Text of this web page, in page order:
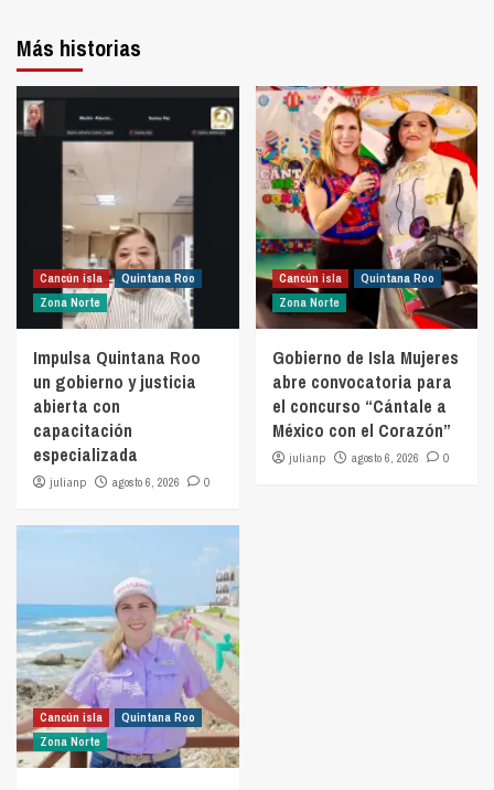
Más historias
Cancún isla
Quintana Roo
Zona Norte
Impulsa Quintana Roo
un gobierno y justicia
abierta con
capacitación
especializada
julianp agosto 6, 2026 0
Cancún isla
Quintana Roo
Zona Norte
Gobierno de Isla Mujeres
abre convocatoria para
el concurso “Cántale a
México con el Corazón”
julianp agosto 6, 2026 0
Cancún isla
Quintana Roo
Zona Norte